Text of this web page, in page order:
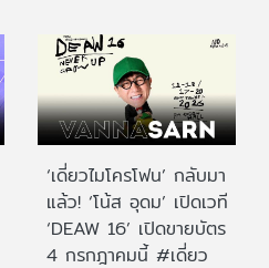
‘เดี่ยวไมโครโฟน’ กลับมา
แล้ว! ‘โน้ส อุดม’ เปิดเวที
‘DEAW 16’ เปิดขายบัตร
4 กรกฎาคมนี้ #เดี่ยว